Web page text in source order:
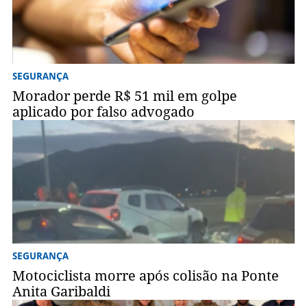
SEGURANÇA
Morador perde R$ 51 mil em golpe
aplicado por falso advogado
SEGURANÇA
Motociclista morre após colisão na Ponte
Anita Garibaldi